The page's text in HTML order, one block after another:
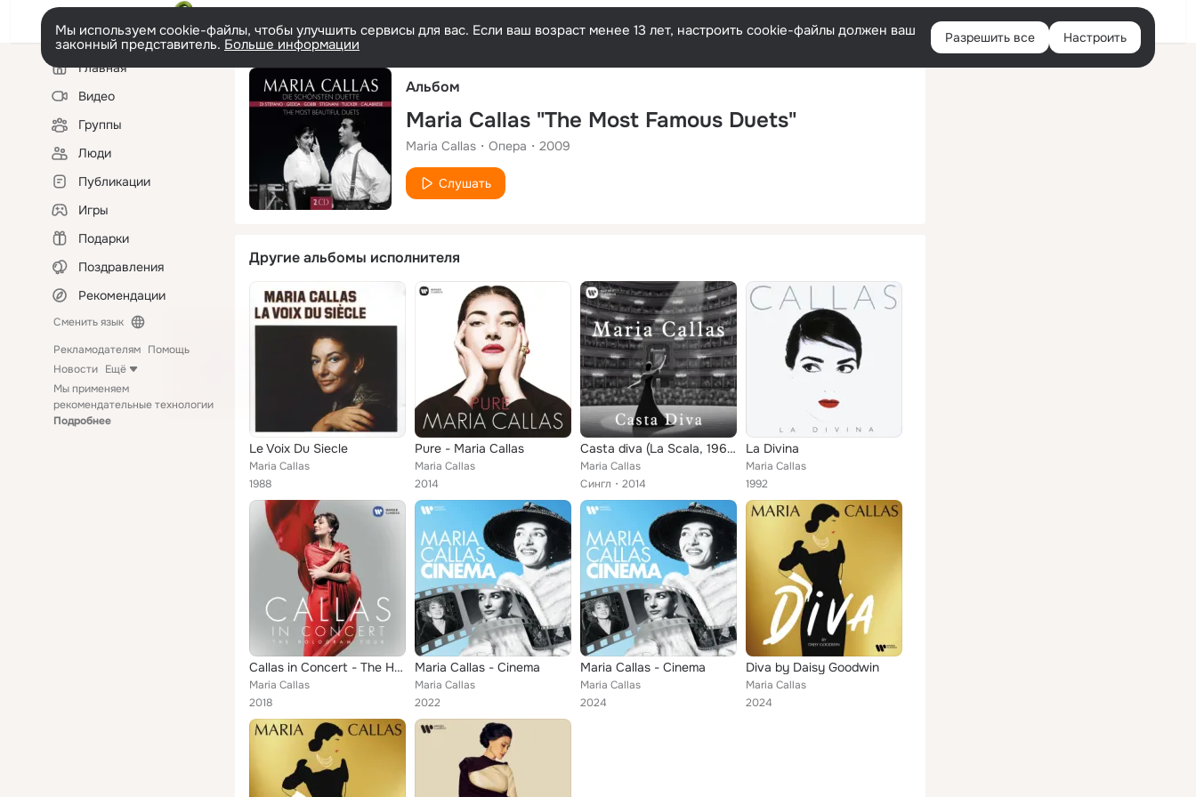
Русский Войти
Мы используем cookie-файлы, чтобы улучшить сервисы для вас. Если ваш возраст менее 13 лет, настроить cookie-файлы должен ваш
законный представитель. Больше информации Разрешить все Настроить
Левая
колонкаГлавная
Видео
Группы
Люди
Публикации
Игры
Подарки
Поздравления
Рекомендации
Сменить язык
Рекламодателям Помощь
Новости Ещё
Мы применяем
рекомендательные технологии
Подробнее
Альбом
Maria Callas "The Most Famous Duets"
Maria Callas Опера 2009
Слушать
Другие альбомы исполнителя
Le Voix Du Siecle
Maria Callas
1988
Pure - Maria Callas
Maria Callas
2014
Casta diva (La Scala, 1960)
Maria Callas
Сингл
2014
La Divina
Maria Callas
1992
Callas in Concert - The Hologram Tour
Maria Callas
2018
Maria Callas - Cinema
Maria Callas
2022
Maria Callas - Cinema
Maria Callas
2024
Diva by Daisy Goodwin
Maria Callas
2024